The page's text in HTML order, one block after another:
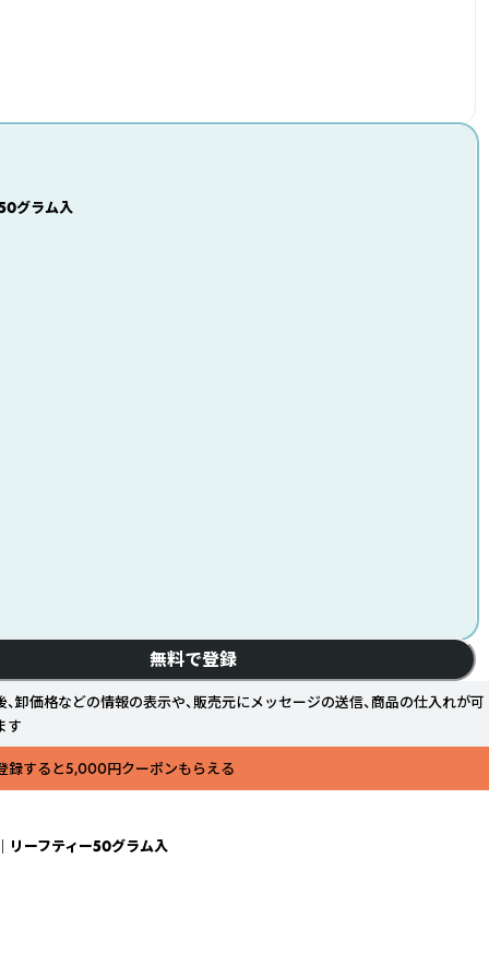
グラム入
無料で登録
、卸価格などの情報の表示や、販売元にメッセージの送信、商品の仕入れが可
す
登録すると5,000円クーポンもらえる
リーフティー50グラム入